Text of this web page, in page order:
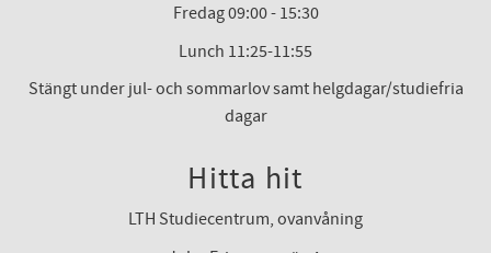
Fredag 09:00 - 15:30
Lunch 11:25-11:55
Stängt under jul- och sommarlov samt helgdagar/studiefria
dagar
Hitta hit
LTH Studiecentrum, ovanvåning